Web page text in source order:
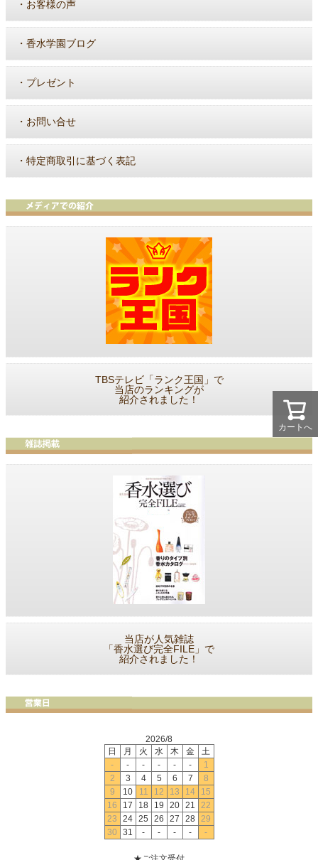
カートへ
・ お客様の声
・ 香水学園ブログ
・ プレゼント
・ お問い合せ
・ 特定商取引に基づく表記
TBSテレビ「ランク王国」で
当店のランキングが
紹介されました！
当店が人気雑誌
「香水選び完全FILE」で
紹介されました！
2026/8
日
月 火 水 木 金
土
-
- - - - -
1
2
3 4 5 6 7
8
9
10 11 12 13 14
15
16
17 18 19 20 21
22
23
24 25 26 27 28 29
30
31 - - - - -